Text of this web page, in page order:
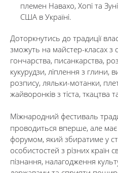
племен Навахо, Хопі та
США в Україні.
Доторкнутись до традиції
зможуть на майстер-класах з
гончарства, писанкарства,
кукурудзи, ліплення з глини,
розпису, ляльки-мотанки,
жайворонків з тіста, ткацтва
Міжнародний фестиваль
проводиться вперше, але
форумом, який збиратиме у
особистостей з різних країн
пізнання, налагодження